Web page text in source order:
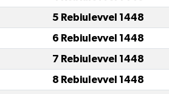
5 Rebiulevvel 1448
6 Rebiulevvel 1448
7 Rebiulevvel 1448
8 Rebiulevvel 1448